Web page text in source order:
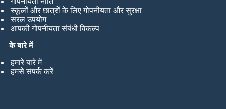
के बारे में
हमारे बारे में
हमसे संपर्क करें
स्कूलों और छात्रों के लिए गोपनीयता और सुरक्षा
सरल उपयोग
आपकी गोपनीयता संबंधी विकल्प